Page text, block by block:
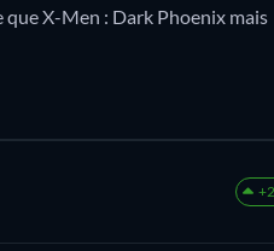
X-Men : Dark Phoenix mais